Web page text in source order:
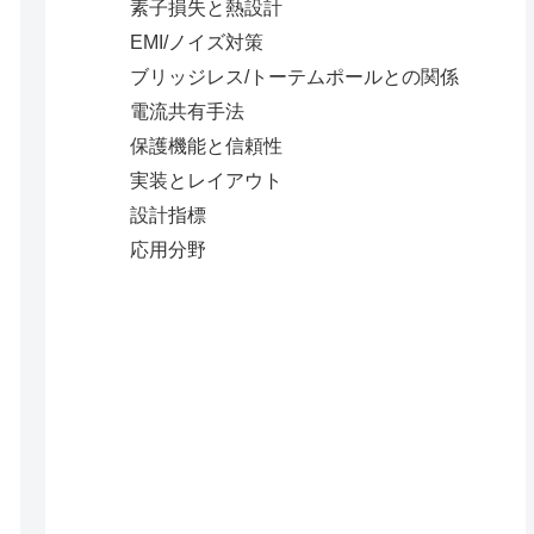
素子損失と熱設計
EMI/ノイズ対策
ブリッジレス/トーテムポールとの関係
電流共有手法
保護機能と信頼性
実装とレイアウト
設計指標
応用分野